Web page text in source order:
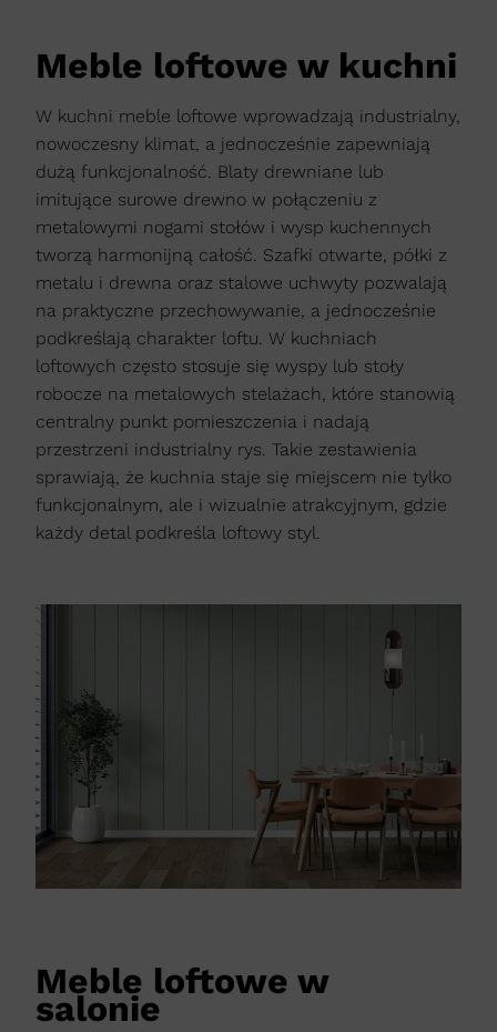
Meble loftowe w kuchni
W kuchni meble loftowe wprowadzają industrialny,
nowoczesny klimat, a jednocześnie zapewniają
dużą funkcjonalność. Blaty drewniane lub
imitujące surowe drewno w połączeniu z
metalowymi nogami stołów i wysp kuchennych
tworzą harmonijną całość. Szafki otwarte, półki z
metalu i drewna oraz stalowe uchwyty pozwalają
na praktyczne przechowywanie, a jednocześnie
podkreślają charakter loftu. W kuchniach
loftowych często stosuje się wyspy lub stoły
robocze na metalowych stelażach, które stanowią
centralny punkt pomieszczenia i nadają
przestrzeni industrialny rys. Takie zestawienia
sprawiają, że kuchnia staje się miejscem nie tylko
funkcjonalnym, ale i wizualnie atrakcyjnym, gdzie
każdy detal podkreśla loftowy styl.
Meble loftowe w
salonie